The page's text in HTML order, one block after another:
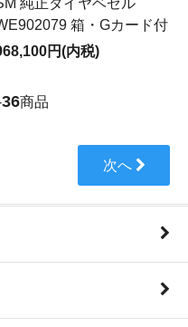
純正ダイヤベゼル
箱・Gカード付
円(内税)
36商品
次へ